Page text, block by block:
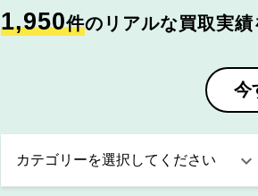
1,950件のリアルな買取実績
今